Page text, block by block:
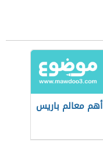
أهم معالم باريس